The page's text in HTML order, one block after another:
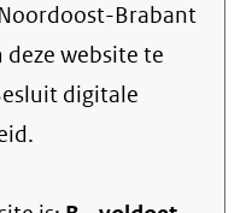
Brabant
website te
digitale